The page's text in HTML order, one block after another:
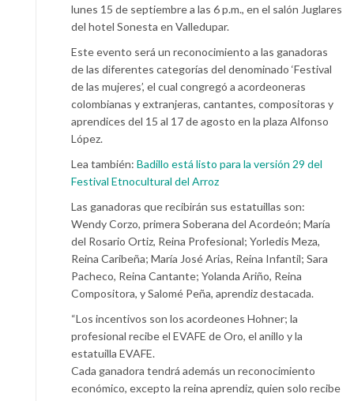
lunes 15 de septiembre a las 6 p.m., en el salón Juglares
del hotel Sonesta en Valledupar.
Este evento será un reconocimiento a las ganadoras
de las diferentes categorías del denominado ‘Festival
de las mujeres’, el cual congregó a acordeoneras
colombianas y extranjeras, cantantes, compositoras y
aprendices del 15 al 17 de agosto en la plaza Alfonso
López.
Lea también: Badillo está listo para la versión 29 del
Festival Etnocultural del Arroz
Las ganadoras que recibirán sus estatuillas son:
Wendy Corzo, primera Soberana del Acordeón; María
del Rosario Ortiz, Reina Profesional; Yorledis Meza,
Reina Caribeña; María José Arias, Reina Infantil; Sara
Pacheco, Reina Cantante; Yolanda Ariño, Reina
Compositora, y Salomé Peña, aprendiz destacada.
“Los incentivos son los acordeones Hohner; la
profesional recibe el EVAFE de Oro, el anillo y la
estatuilla EVAFE.
Cada ganadora tendrá además un reconocimiento
económico, excepto la reina aprendiz, quien solo recibe